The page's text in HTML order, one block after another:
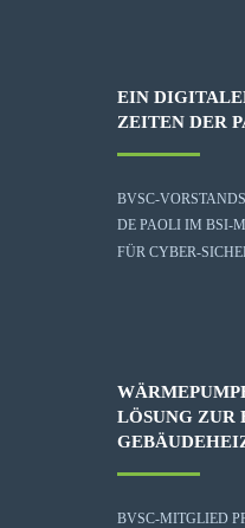
EIN
ZEITEN DER
BVSC-
DE PAOLI IM BSI-
FÜR CYBER-
LÖSUNG ZUR
BVSC-MITGLIED